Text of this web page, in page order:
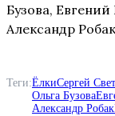
Бузова,
Александр
Теги:ЁлкиСергей
Ольга Бузова
Александр Робак